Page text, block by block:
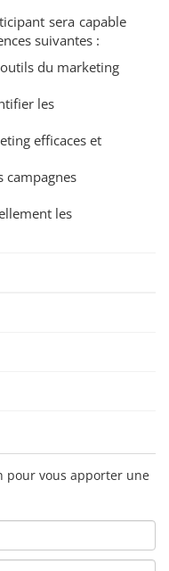
sera capable
suivantes :
du marketing
les
efficaces et
campagnes
les
pour vous apporter une